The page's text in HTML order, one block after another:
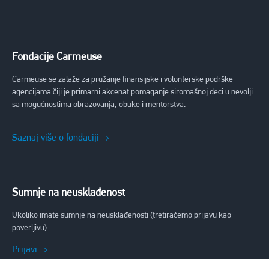
Fondacije Carmeuse
Carmeuse se zalaže za pružanje finansijske i volonterske podrške
agencijama čiji je primarni akcenat pomaganje siromašnoj deci u nevolji
sa mogućnostima obrazovanja, obuke i mentorstva.
Saznaj više o fondaciji
Sumnje na neusklađenost
Ukoliko imate sumnje na neusklađenosti (tretiraćemo prijavu kao
poverljivu).
Prijavi